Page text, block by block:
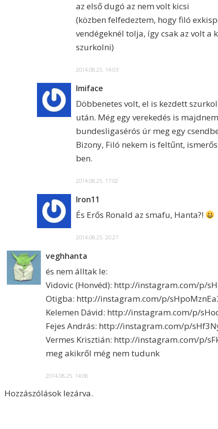
az első dugó az nem volt kicsi
(közben felfedeztem, hogy filó
vendégeknél tolja, így csak az volt a
szurkolni)
2014.08.25. 14:03
Imiface
Döbbenetes volt, el is kezdett
után. Még egy verekedés is
bundesligasérós úr meg egy
Bizony, Filó nekem is feltűnt,
ben.
2014.08.25. 17:02
Iron11
És Erős Ronald az smafu, Hanta?!
2014.08.25. 20:27
veghhanta
és nem álltak le:
Vidovic (Honvéd): http://instagram.com/p/
Otigba: http://instagram.com/p/
Kelemen Dávid: http://instagram.com/p/
Fejes András: http://instagram.com/p/
Vermes Krisztián: http://instagram.com/p/
meg akikről még nem tudunk
2014.08.25. 14:06
Hozzászólások lezárva.